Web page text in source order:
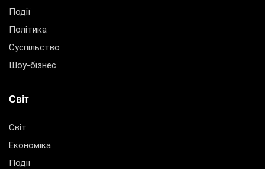
Події
Політика
Суспільство
Шоу-бізнес
Світ
Світ
Економіка
Події